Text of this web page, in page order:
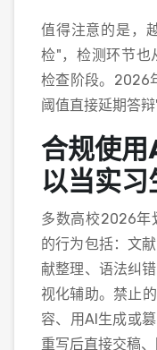
值得注意的是，
检"，检测环节也
检查阶段。2026
阈值直接延期答辩
合规使
以当实
多数高校2026年
的行为包括：文
献整理、语法纠
视化辅助。禁止
容、用AI生成或
重写后直接交稿、